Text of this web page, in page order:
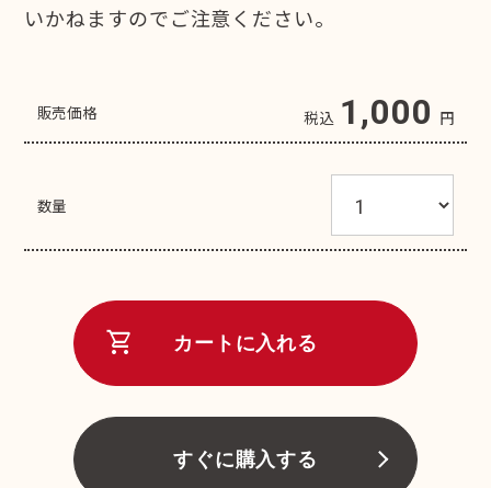
いかねますのでご注意ください。
販売価格 税込 1,000 円
数量
shopping_cart カートに入れる
すぐに購入する